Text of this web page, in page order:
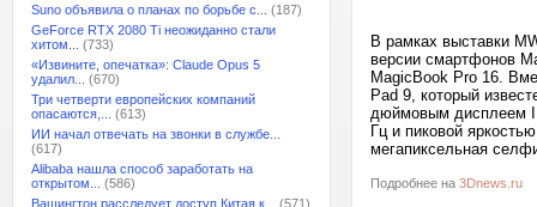
Suno объявила о планах по борьбе с...
(187)
GeForce RTX 2080 Ti неожиданно стали
хитом...
(733)
«Извините, опечатка»: Claude Opus 5
удалил...
(670)
Три четверти европейских компаний
опасаются,...
(613)
ИИ начал отвечать на звонки в службе...
(617)
Alibaba нашла способ заработать на
открытом...
(586)
Вашингтон расследует доступ Китая к...
(571)
В рамках выставки
версии смартфонов
MagicBook Pro 16.
Pad 9, который
дюймовым дисплеем
Гц и пиковой
мегапиксельная
Подробнее на 3Dnews.ru